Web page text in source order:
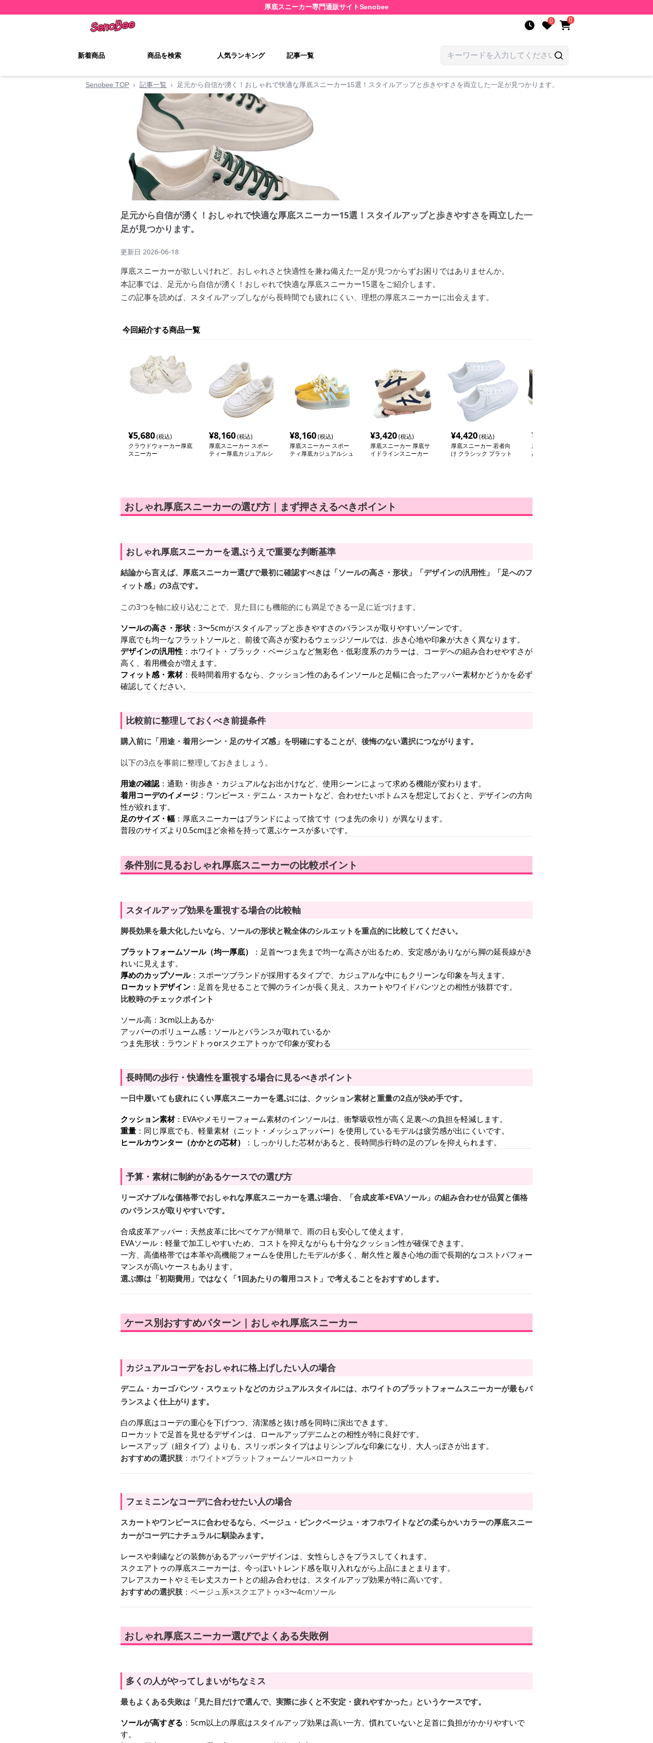
厚底スニーカー専門通販サイトSenobee
0 0
新着商品 商品を検索 人気ランキング 記事一覧
Senobee TOP › 記事一覧 › 足元から自信が湧く！おしゃれで快適な厚底スニーカー15選！スタイルアップと歩きやすさを両立した一足が見つかります。
足元から自信が湧く！おしゃれで快適な厚底スニーカー15選！スタイルアップと歩きやすさを両立した一
足が見つかります。
更新日 2026-06-18
厚底スニーカーが欲しいけれど、おしゃれさと快適性を兼ね備えた一足が見つからずお困りではありませんか。
本記事では、足元から自信が湧く！おしゃれで快適な厚底スニーカー15選をご紹介します。
この記事を読めば、スタイルアップしながら長時間でも疲れにくい、理想の厚底スニーカーに出会えます。
今回紹介する商品一覧
¥5,680(税込)
クラウドウォーカー厚底
スニーカー
¥8,160(税込)
厚底スニーカー スポー
ティー厚底カジュアルシ
¥8,160(税込)
厚底スニーカー スポー
ティ厚底カジュアルシュ
¥3,420(税込)
厚底スニーカー 厚底サ
イドラインスニーカー
¥4,420(税込)
厚底スニーカー 若者向
け クラシック プラット
¥
厚底スニーカー 隠れ背
高ハイカットスニーカー
おしゃれ厚底スニーカーの選び方｜まず押さえるべきポイント
おしゃれ厚底スニーカーを選ぶうえで重要な判断基準
結論から言えば、厚底スニーカー選びで最初に確認すべきは「ソールの高さ・形状」「デザインの汎用性」「足へのフ
ィット感」の3点です。
この3つを軸に絞り込むことで、見た目にも機能的にも満足できる一足に近づけます。
ソールの高さ・形状 ：3〜5cmがスタイルアップと歩きやすさのバランスが取りやすいゾーンです。
厚底でも均一なフラットソールと、前後で高さが変わるウェッジソールでは、歩き心地や印象が大きく異なります。
デザインの汎用性 ：ホワイト・ブラック・ベージュなど無彩色・低彩度系のカラーは、コーデへの組み合わせやすさが
高く、着用機会が増えます。
フィット感・素材：長時間着用するなら、クッション性のあるインソールと足幅に合ったアッパー素材かどうかを必ず
確認してください。
比較前に整理しておくべき前提条件
購入前に「用途・着用シーン・足のサイズ感」を明確にすることが、後悔のない選択につながります。
以下の3点を事前に整理しておきましょう。
用途の確認：通勤・街歩き・カジュアルなお出かけなど、使用シーンによって求める機能が変わります。
着用コーデのイメージ ：ワンピース・デニム・スカートなど、合わせたいボトムスを想定しておくと、デザインの方向
性が絞れます。
足のサイズ・幅 ：厚底スニーカーはブランドによって捨て寸（つま先の余り）が異なります。
普段のサイズより0.5cmほど余裕を持って選ぶケースが多いです。
条件別に見るおしゃれ厚底スニーカーの比較ポイント
スタイルアップ効果を重視する場合の比較軸
脚長効果を最大化したいなら、ソールの形状と靴全体のシルエットを重点的に比較してください。
プラットフォームソール（均一厚底）
：足首〜つま先まで均一な高さが出るため、安定感がありながら脚の延長線がき
れいに見えます。
厚めのカップソール：スポーツブランドが採用するタイプで、カジュアルな中にもクリーンな印象を与えます。
ローカットデザイン ：足首を見せることで脚のラインが長く見え、スカートやワイドパンツとの相性が抜群です。
比較時のチェックポイント
ソール高：3cm以上あるか
アッパーのボリューム感：ソールとバランスが取れているか
つま先形状：ラウンドトゥorスクエアトゥかで印象が変わる
長時間の歩行・快適性を重視する場合に見るべきポイント
一日中履いても疲れにくい厚底スニーカーを選ぶには、クッション素材と重量の2点が決め手です。
クッション素材：EVAやメモリーフォーム素材のインソールは、衝撃吸収性が高く足裏への負担を軽減します。
重量 ：同じ厚底でも、軽量素材（ニット・メッシュアッパー）を使用しているモデルは疲労感が出にくいです。
ヒールカウンター（かかとの芯材）
：しっかりした芯材があると、長時間歩行時の足のブレを抑えられます。
予算・素材に制約があるケースでの選び方
リーズナブルな価格帯でおしゃれな厚底スニーカーを選ぶ場合、「合成皮革×EVAソール」の組み合わせが品質と価格
のバランスが取りやすいです。
合成皮革アッパー：天然皮革に比べてケアが簡単で、雨の日も安心して使えます。
EVAソール：軽量で加工しやすいため、コストを抑えながらも十分なクッション性が確保できます。
一方、高価格帯では本革や高機能フォームを使用したモデルが多く、耐久性と履き心地の面で長期的なコストパフォー
マンスが高いケースもあります。
選ぶ際は「初期費用」ではなく「1回あたりの着用コスト」で考えることをおすすめします。
ケース別おすすめパターン｜おしゃれ厚底スニーカー
カジュアルコーデをおしゃれに格上げしたい人の場合
デニム・カーゴパンツ・スウェットなどのカジュアルスタイルには、ホワイトのプラットフォームスニーカーが最もバ
ランスよく仕上がります。
白の厚底はコーデの重心を下げつつ、清潔感と抜け感を同時に演出できます。
ローカットで足首を見せるデザインは、ロールアップデニムとの相性が特に良好です。
レースアップ（紐タイプ）よりも、スリッポンタイプはよりシンプルな印象になり、大人っぽさが出ます。
おすすめの選択肢 ：ホワイト×プラットフォームソール×ローカット
フェミニンなコーデに合わせたい人の場合
スカートやワンピースに合わせるなら、ベージュ・ピンクベージュ・オフホワイトなどの柔らかいカラーの厚底スニー
カーがコーデにナチュラルに馴染みます。
レースや刺繍などの装飾があるアッパーデザインは、女性らしさをプラスしてくれます。
スクエアトゥの厚底スニーカーは、今っぽいトレンド感を取り入れながら上品にまとまります。
フレアスカートやミモレ丈スカートとの組み合わせは、スタイルアップ効果が特に高いです。
おすすめの選択肢 ：ベージュ系×スクエアトゥ×3〜4cmソール
おしゃれ厚底スニーカー選びでよくある失敗例
多くの人がやってしまいがちなミス
最もよくある失敗は「見た目だけで選んで、実際に歩くと不安定・疲れやすかった」というケースです。
ソールが高すぎる ：5cm以上の厚底はスタイルアップ効果は高い一方、慣れていないと足首に負担がかかりやすいで
す。